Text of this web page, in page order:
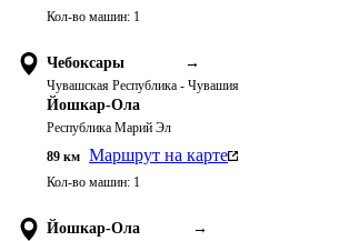
Кол-во машин: 1
Чебоксары →
Чувашская Республика - Чувашия
Йошкар-Ола
Республика Марий Эл
89 км Маршрут на карте
Кол-во машин: 1
Йошкар-Ола →